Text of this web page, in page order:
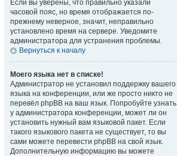
Если вы уверены, что правильно указали
часовой пояс, но время отображается по-
прежнему неверное, значит, неправильно
установлено время на сервере. Уведомите
администратора для устранения проблемы.
Вернуться к началу
Моего языка нет в списке!
Администратор не установил поддержку вашего
языка на конференции, или же просто никто не
перевёл phpBB на ваш язык. Попробуйте узнать
у администратора конференции, может ли он
установить нужный вам языковой пакет. Если
такого языкового пакета не существует, то вы
сами можете перевести phpBB на свой язык.
Дополнительную информацию вы можете